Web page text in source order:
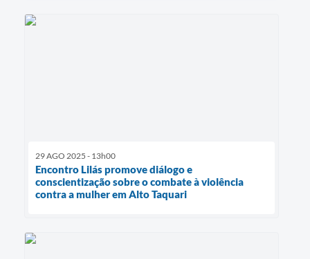
29 AGO 2025 - 13h00
Encontro Lilás promove diálogo e
conscientização sobre o combate à violência
contra a mulher em Alto Taquari